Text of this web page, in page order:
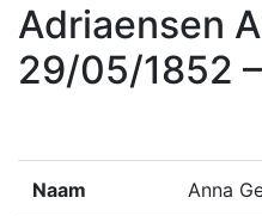
Adriaensen
29/05/1852
Naam Anna